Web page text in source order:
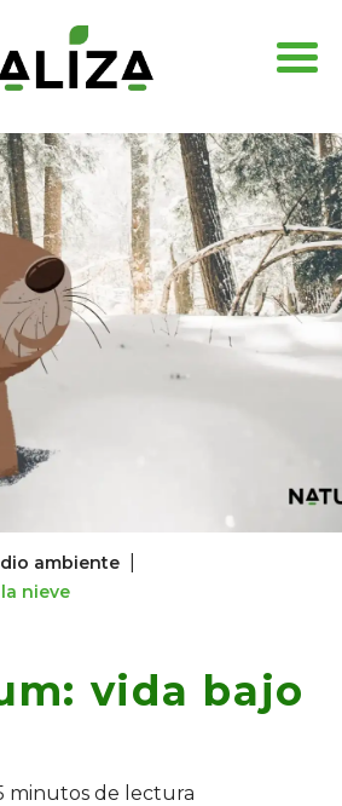
ambiente
nieve
vida bajo
minutos de lectura